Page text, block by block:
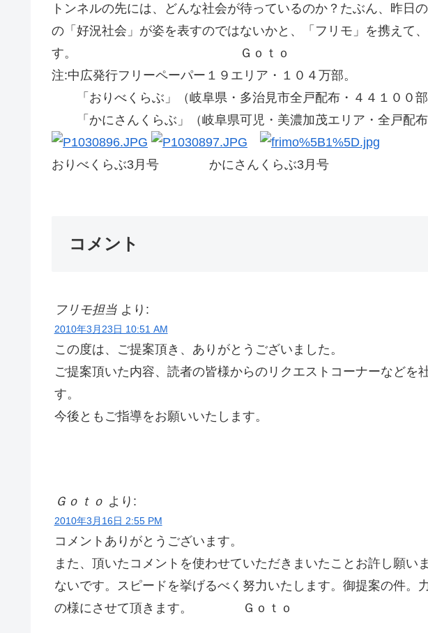
トンネルの先には、どんな社会が待っているのか？たぶん、昨日
の「好況社会」が姿を表すのではないかと、「フリモ」を携えて
す。 Ｇｏｔｏ
注:中広発行フリーペーパー１９エリア・１０４万部。
「おりべくらぶ」（岐阜県・多治見市全戸配布・４４１００部
「かにさんくらぶ」（岐阜県可児・美濃加茂エリア・全戸配布
おりべくらぶ3月号 かにさんくらぶ3月号
コメント
フリモ担当 より:
2010年3月23日 10:51 AM
この度は、ご提案頂き、ありがとうございました。
ご提案頂いた内容、読者の皆様からのリクエストコーナーなどを
す。
今後ともご指導をお願いいたします。
Ｇｏｔｏ より:
2010年3月16日 2:55 PM
コメントありがとうございます。
また、頂いたコメントを使わせていただきまいたことお許し願い
ないです。スピードを挙げるべく努力いたします。御提案の件。
の様にさせて頂きます。 Ｇｏｔｏ